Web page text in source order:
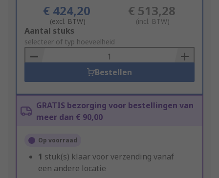
€ 424,20
(excl. BTW)
€ 513,28
(incl. BTW)
Add
to
Basket
Aantal stuks
selecteer of typ hoeveelheid
Bestellen
GRATIS bezorging voor bestellingen van
meer dan € 90,00
Op voorraad
1 stuk(s) klaar voor verzending vanaf
een andere locatie